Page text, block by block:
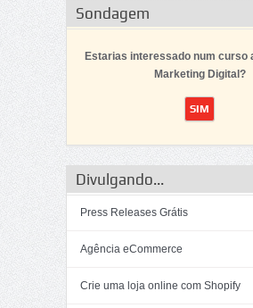
Sondagem
Estarias interessado num curso
Marketing Digital?
Divulgando...
Press Releases Grátis
Agência eCommerce
Crie uma loja online com Shopify